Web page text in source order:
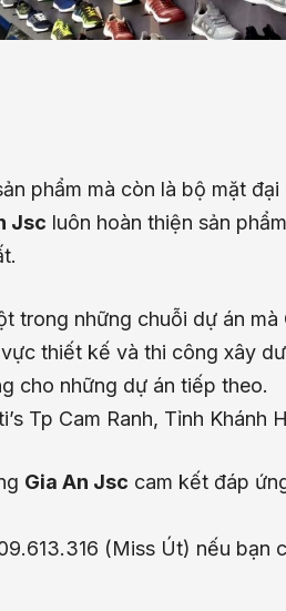
phẩm mà còn là bộ mặt đại
Jsc luôn hoàn thiện sản
trong những chuỗi dự án mà
thiết kế và thi công xây
cho những dự án tiếp theo.
Tp Cam Ranh, Tỉnh Khánh
Gia An Jsc cam kết đáp
(Miss Út) nếu bạn